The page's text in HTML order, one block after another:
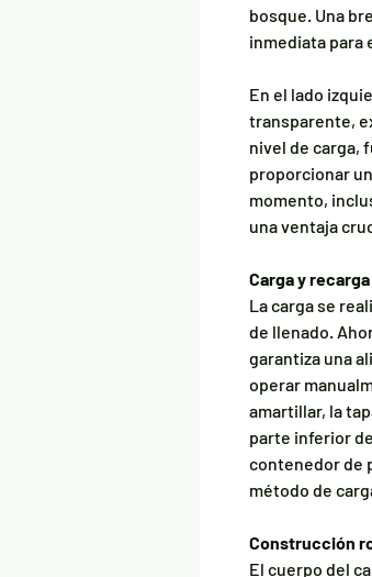
bosque. Una
inmediata para
En el lado
transparente,
nivel de carga,
proporcionar
momento,
una ventaja
Carga y
La carga se
de llenado.
garantiza una
operar
amartillar, la
parte inferior
contenedor de
método de
Construcción
El cuerpo del